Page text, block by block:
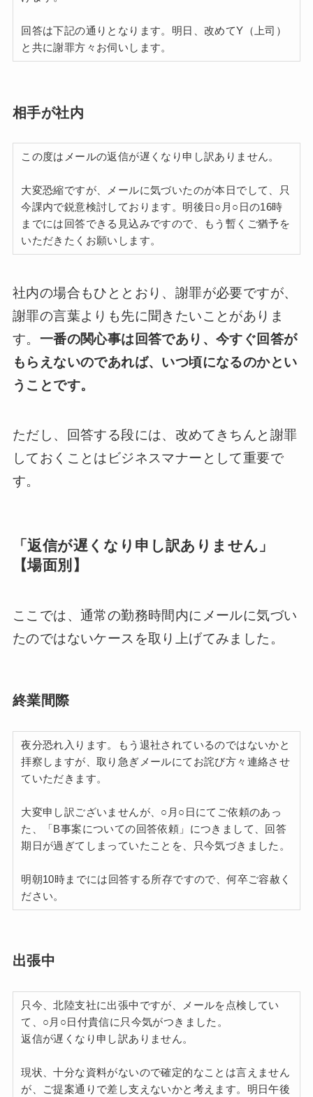
回答は下記の通りとなります。明日、改めてY（上司）
と共に謝罪方々お伺いします。
相手が社内
この度はメールの返信が遅くなり申し訳ありません。
大変恐縮ですが、メールに気づいたのが本日でして、只
今課内で鋭意検討しております。明後日○月○日の16時
までには回答できる見込みですので、もう暫くご猶予を
いただきたくお願いします。
社内の場合もひととおり、謝罪が必要ですが、
謝罪の言葉よりも先に聞きたいことがありま
す。 一番の関心事は回答であり、今すぐ回答が
もらえないのであれば、いつ頃になるのかとい
うことです。
ただし、回答する段には、改めてきちんと謝罪
しておくことはビジネスマナーとして重要で
す。
「返信が遅くなり申し訳ありません」
【場面別】
ここでは、通常の勤務時間内にメールに気づい
たのではないケースを取り上げてみました。
終業間際
夜分恐れ入ります。もう退社されているのではないかと
拝察しますが、取り急ぎメールにてお詫び方々連絡させ
ていただきます。
大変申し訳ございませんが、○月○日にてご依頼のあっ
た、「B事案についての回答依頼」につきまして、回答
期日が過ぎてしまっていたことを、只今気づきました。
明朝10時までには回答する所存ですので、何卒ご容赦く
ださい。
出張中
只今、北陸支社に出張中ですが、メールを点検してい
て、○月○日付貴信に只今気がつきました。
返信が遅くなり申し訳ありません。
現状、十分な資料がないので確定的なことは言えません
が、ご提案通りで差し支えないかと考えます。明日午後